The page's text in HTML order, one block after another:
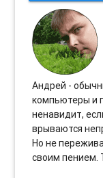
Андрей -
компьютеры и
ненавидит,
врываются
Но не
своим пением.